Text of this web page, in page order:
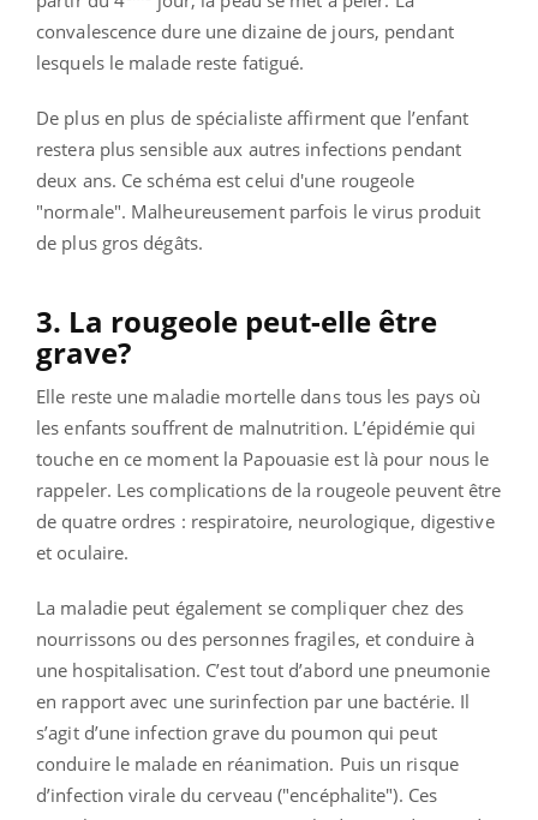
convalescence dure une dizaine de jours, pendant
lesquels le malade reste fatigué.
De plus en plus de spécialiste affirment que l’enfant
restera plus sensible aux autres infections pendant
deux ans. Ce schéma est celui d'une rougeole
"normale". Malheureusement parfois le virus produit
de plus gros dégâts.
3. La rougeole peut-elle être
grave?
Elle reste une maladie mortelle dans tous les pays où
les enfants souffrent de malnutrition. L’épidémie qui
touche en ce moment la Papouasie est là pour nous le
rappeler. Les complications de la rougeole peuvent être
de quatre ordres : respiratoire, neurologique, digestive
et oculaire.
La maladie peut également se compliquer chez des
nourrissons ou des personnes fragiles, et conduire à
une hospitalisation. C’est tout d’abord une pneumonie
en rapport avec une surinfection par une bactérie. Il
s’agit d’une infection grave du poumon qui peut
conduire le malade en réanimation. Puis un risque
d’infection virale du cerveau ("encéphalite"). Ces